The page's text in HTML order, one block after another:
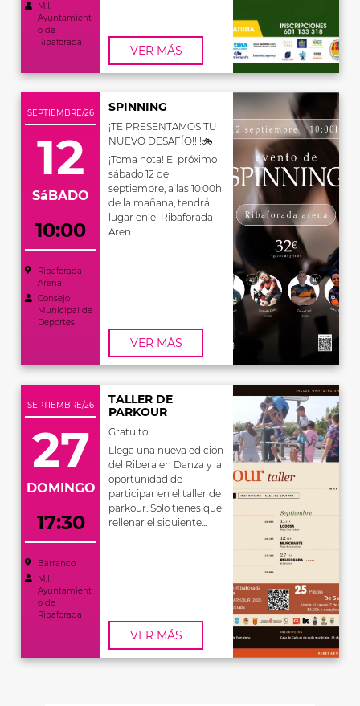
M.I.
Ayuntamient
o de
Ribaforada
VER MÁS
SEPTIEMBRE/26
12
SáBADO
10:00
Ribaforada
Arena
Consejo
Municipal de
Deportes
SPINNING
¡TE PRESENTAMOS TU
NUEVO DESAFÍO!!!!🚲
¡Toma nota! El próximo
sábado 12 de
septiembre, a las 10:00h
de la mañana, tendrá
lugar en el Ribaforada
Aren...
VER MÁS
SEPTIEMBRE/26
27
DOMINGO
17:30
Barranco
M.I.
Ayuntamient
o de
Ribaforada
TALLER DE
PARKOUR
Gratuito.
Llega una nueva edición
del Ribera en Danza y la
oportunidad de
participar en el taller de
parkour. Solo tienes que
rellenar el siguiente...
VER MÁS